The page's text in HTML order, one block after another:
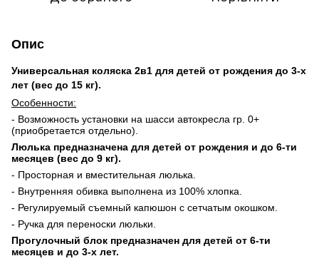
Опис
Универсальная коляска 2в1 для детей от рождения до 3-х
лет (вес до 15 кг).
Особенности:
- Возможность установки на шасси автокресла гр. 0+
(приобретается отдельно).
Люлька предназначена для детей от рождения и до 6-ти
месяцев (вес до 9 кг).
- Просторная и вместительная люлька.
- Внутренняя обивка выполнена из 100% хлопка.
- Регулируемый съемный капюшон с сетчатым окошком.
- Ручка для переноски люльки.
Прогулочный блок предназначен для детей от 6-ти
месяцев и до 3-х лет.